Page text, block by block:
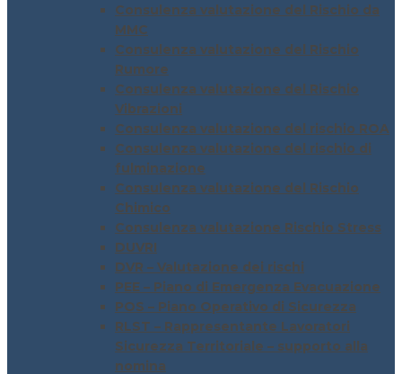
Consulenza valutazione del Rischio da
MMC
Consulenza valutazione del Rischio
Rumore
Consulenza valutazione del Rischio
Vibrazioni
Consulenza valutazione del rischio ROA
Consulenza valutazione del rischio di
fulminazione
Consulenza valutazione del Rischio
Chimico
Consulenza valutazione Rischio Stress
DUVRI
DVR – Valutazione dei rischi
PEE – Piano di Emergenza Evacuazione
POS – Piano Operativo di Sicurezza
RLST – Rappresentante Lavoratori
Sicurezza Territoriale – supporto alla
nomina